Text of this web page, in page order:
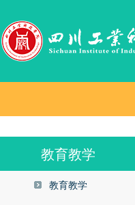
教育教学
教育教学